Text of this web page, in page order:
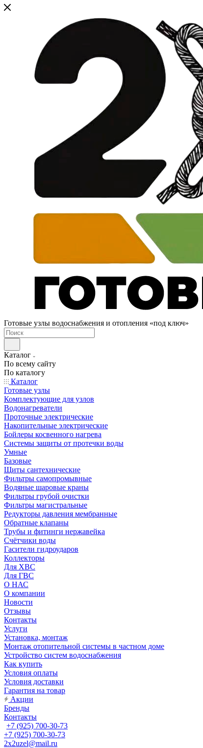
Готовые узлы водоснабжения и отопления «под ключ»
Каталог
По всему сайту
По каталогу
Каталог
Готовые узлы
Комплектующие для узлов
Водонагреватели
Проточные электрические
Накопительные электрические
Бойлеры косвенного нагрева
Системы защиты от протечки воды
Умные
Базовые
Щиты сантехнические
Фильтры самопромывные
Водяные шаровые краны
Фильтры грубой очистки
Фильтры магистральные
Редукторы давления мембранные
Обратные клапаны
Трубы и фитинги нержавейка
Счётчики воды
Гасители гидроударов
Коллекторы
Для ХВС
Для ГВС
О НАС
О компании
Новости
Отзывы
Контакты
Услуги
Установка, монтаж
Монтаж отопительной системы в частном доме
Устройство систем водоснабжения
Как купить
Условия оплаты
Условия доставки
Гарантия на товар
Акции
Бренды
Контакты
+7 (925) 700-30-73
+7 (925) 700-30-73
2x2uzel@mail.ru